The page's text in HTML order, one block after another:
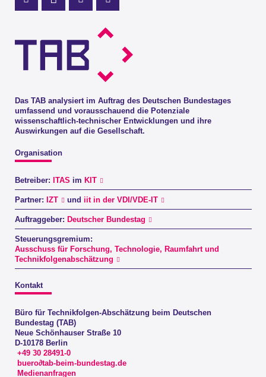
Das TAB analysiert im Auftrag des Deutschen Bundestages
umfassend und vorausschauend die Potenziale
wissenschaftlich-technischer Entwicklungen und ihre
Auswirkungen auf die Gesellschaft.
Organisation
Betreiber: ITAS im KIT
Partner: IZT und iit in der VDI/VDE-IT
Auftraggeber: Deutscher Bundestag
Steuerungsgremium:
Ausschuss für Forschung, Technologie, Raumfahrt und
Technikfolgenabschätzung
Kontakt
Büro für Technikfolgen-Abschätzung beim Deutschen
Bundestag (TAB)
Neue Schönhauser Straße 10
D-10178 Berlin
+49 30 28491-0
buero∂tab-beim-bundestag.de
Medienanfragen
Profil Mastodon
LinkedIn Profil
Instagram Profil
Youtube Profil